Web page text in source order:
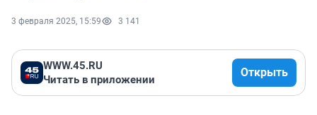
3 февраля 2025, 15:59 3 141
WWW.45.RU
Читать в приложении
Открыть